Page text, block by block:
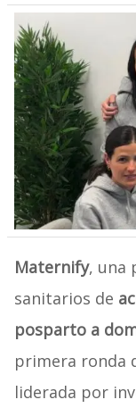
Maternify, una
sanitarios de
posparto a
primera ronda
liderada por